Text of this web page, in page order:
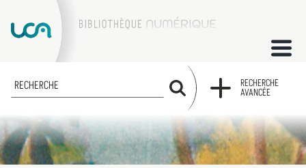
ACCUEIL
COLLECTIONS
FACTUMS
RECHERCHE
RECHERCHE
AVANCÉE